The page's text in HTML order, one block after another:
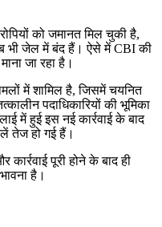
को जमानत मिल चुकी है,
भी जेल में बंद हैं। ऐसे में CBI की
जा रहा है।
में शामिल है, जिसमें चयनित
पदाधिकारियों की भूमिका
में हुई इस नई कार्रवाई के बाद
तेज हो गई हैं।
पूरी होने के बाद ही
है।